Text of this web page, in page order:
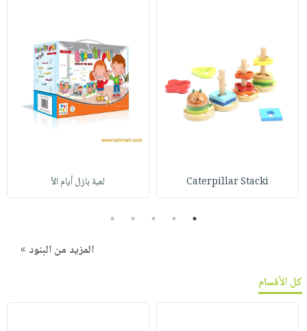
Caterpillar Stacki لعبة بازل أيام الأ
1
2
3
4
5
المزيد من البنود »
كل الأقسام